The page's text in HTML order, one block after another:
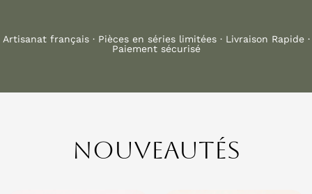
Artisanat français · Pièces en séries limitées · Livraison Rapide ·
Paiement sécurisé
Nouveautés